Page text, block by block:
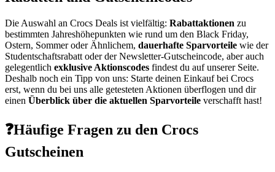
Die Auswahl an Crocs Deals ist vielfältig: Rabattaktionen zu
bestimmten Jahreshöhepunkten wie rund um den Black Friday,
Ostern, Sommer oder Ähnlichem, dauerhafte Sparvorteile wie der
Studentschaftsrabatt oder der Newsletter-Gutscheincode, aber auch
gelegentlich exklusive Aktionscodes findest du auf unserer Seite.
Deshalb noch ein Tipp von uns: Starte deinen Einkauf bei Crocs
erst, wenn du bei uns alle getesteten Aktionen überflogen und dir
einen Überblick über die aktuellen Sparvorteile verschafft hast!
❓Häufige Fragen zu den Crocs
Gutscheinen